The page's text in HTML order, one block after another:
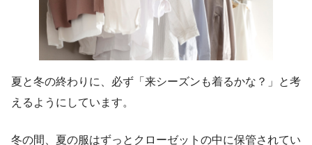
夏と冬の終わりに、必ず「来シーズンも着るかな？」と考
えるようにしています。
冬の間、夏の服はずっとクローゼットの中に保管されてい